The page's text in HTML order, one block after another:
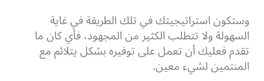
وستكون استراتيجيتك في تلك الطريقة في غاية
السهولة ولا تتطلب الكثير من المجهود، فأي كان ما
تقدم فعليك أن تعمل على توفيره بشكل يتلائم مع
المنتمين لشيء معين.